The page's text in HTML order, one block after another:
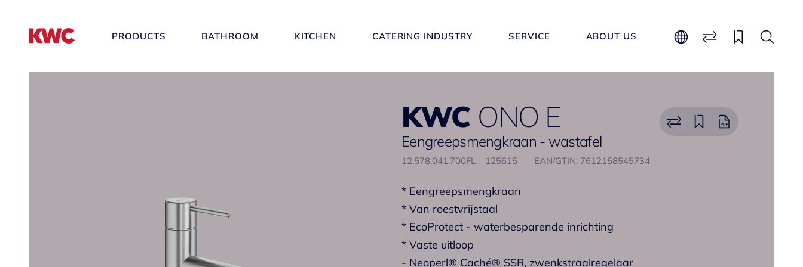
PRODUCTS BATHROOM KITCHEN CATERING INDUSTRY SERVICE ABOUT US
KWC ONO E
Eengreepsmengkraan - wastafel
12.578.041.700FL 125615 EAN/GTIN: 7612158545734
* Eengreepsmengkraan
* Van roestvrijstaal
* EcoProtect - waterbesparende inrichting
* Vaste uitloop
- Neoperl® Caché® SSR, zwenkstraalregelaar